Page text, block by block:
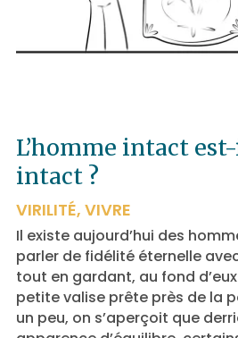
L’homme intact
intact ?
VIRILITÉ, VIVRE
Il existe aujourd’hui des
parler de fidélité éternelle
tout en gardant, au fond
petite valise prête près de la
un peu, on s’aperçoit que